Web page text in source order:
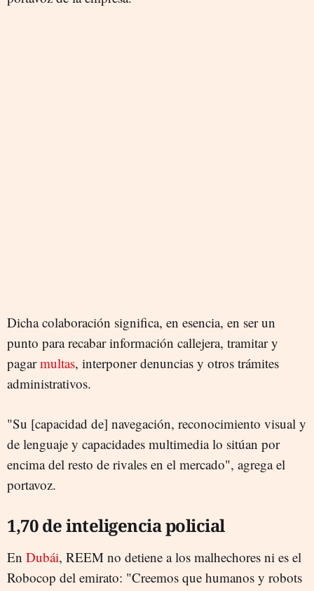
Dicha colaboración significa, en esencia, en ser un
punto para recabar información callejera, tramitar y
pagarmultas, interponer denuncias y otros trámites
administrativos.
"Su [capacidad de] navegación, reconocimiento visual y
de lenguaje y capacidades multimedia lo sitúan por
encima del resto de rivales en el mercado", agrega el
portavoz.
1,70 de inteligencia policial
En Dubái, REEM no detiene a los malhechores ni es el
Robocop del emirato: "Creemos que humanos y robots